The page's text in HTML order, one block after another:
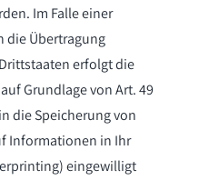
Im Falle einer
die Übertragung
erfolgt die
Grundlage von Art. 49
die Speicherung von
Informationen in Ihr
eingewilligt